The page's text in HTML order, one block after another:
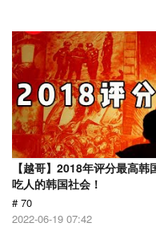
【越哥】2018年评分最高
吃人的韩国社会！
# 70
2022-06-19 07:42